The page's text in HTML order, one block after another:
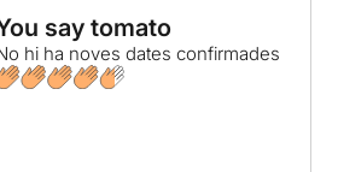
say tomato
hi ha noves dates confirmades